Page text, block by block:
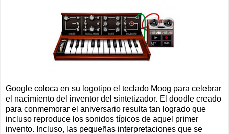
Google coloca en su logotipo el teclado Moog para celebrar
el nacimiento del inventor del sintetizador. El doodle creado
para conmemorar el aniversario resulta tan logrado que
incluso reproduce los sonidos típicos de aquel primer
invento. Incluso, las pequeñas interpretaciones que se